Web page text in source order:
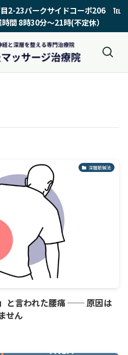
目2-23パークサイドコーポ206 ℡
8時30分〜21時(不定休）
深層筋鍼法
と言われた腰痛 ── 原因は
せん